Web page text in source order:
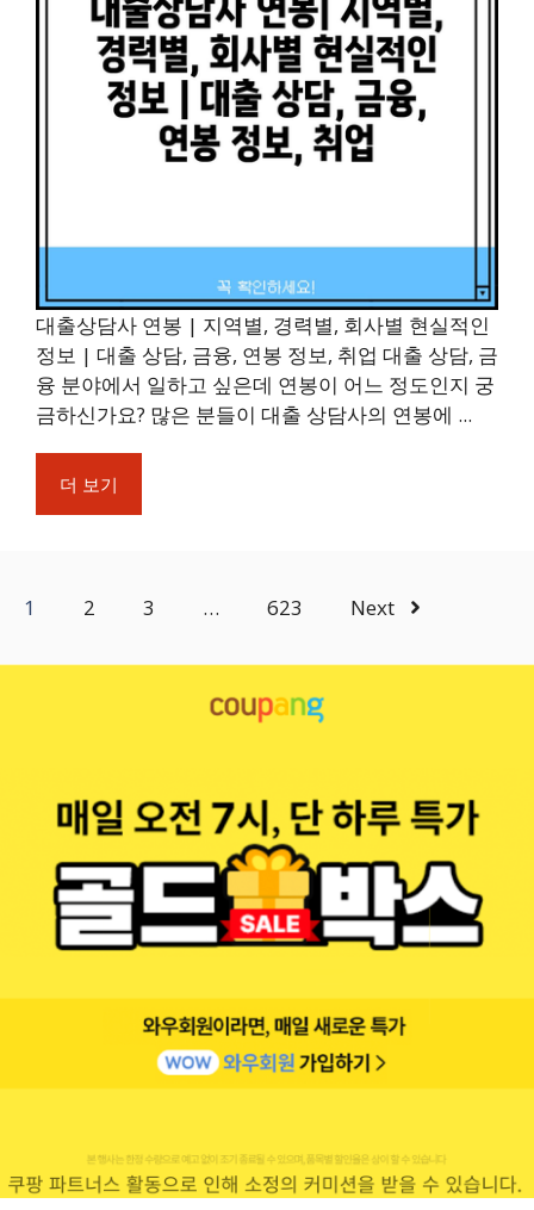
대출상담사 연봉 | 지역별, 경력별, 회사별 현실적인
정보 | 대출 상담, 금융, 연봉 정보, 취업 대출 상담, 금
융 분야에서 일하고 싶은데 연봉이 어느 정도인지 궁
금하신가요? 많은 분들이 대출 상담사의 연봉에 ...
더 보기
1 2 3 … 623 Next